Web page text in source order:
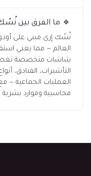
🔹 ما الفرق بين نُسُك
شاشات متخصصة تغطي:
التأشيرات، الفنادق،
العمليات الجماعية —
محاسبية وموارد